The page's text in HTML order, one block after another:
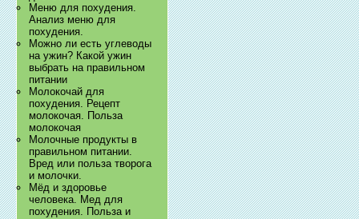
Меню для похудения.
Анализ меню для
похудения.
Можно ли есть углеводы
на ужин? Какой ужин
выбрать на правильном
питании
Молокочай для
похудения. Рецепт
молокочая. Польза
молокочая
Молочные продукты в
правильном питании.
Вред или польза творога
и молочки.
Мёд и здоровье
человека. Мед для
похудения. Польза и